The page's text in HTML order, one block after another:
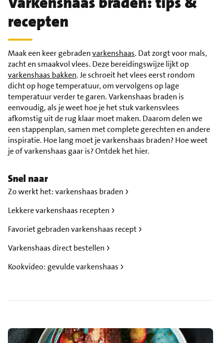
recepten
Maak een keer gebradenvarkenshaas. Dat zorgt voor mals,
zacht en smaakvol vlees. Deze bereidingswijze lijkt op
varkenshaas bakken. Je schroeit het vlees eerst rondom
dicht op hoge temperatuur, om vervolgens op lage
temperatuur verder te garen. Varkenshaas braden is
eenvoudig, als je weet hoe je het stuk varkensvlees
afkomstig uit de rug klaar moet maken. Daarom delen we
een stappenplan, samen met complete gerechten en andere
inspiratie. Hoe lang moet je varkenshaas braden? Hoe weet
je of varkenshaas gaar is? Ontdek het hier.
Snel naar
Zo werkt het: varkenshaas braden
Lekkere varkenshaas recepten
Favoriet gebraden varkenshaas recept
Varkenshaas direct bestellen
Kookvideo: gevulde varkenshaas